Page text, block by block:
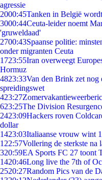
agressie
2000:45Tanken in België
3000:44Ceuta-leider noemt
'gruweldaad'
2700:43Spaanse politie:
onder migranten Ceuta
1723:55Iran overweegt
Hormuz
4823:33Van den Brink zet nog
spreidingswet
423:27
623:25The Division
2423:09Hackers roven
dollar
1423:03Italiaanse vrouw wint
1 22:57Vollering de sterkste na
320:59EA Sports FC 27 toont
1420:46Long live the 7th of
2520:27Random Pics van de